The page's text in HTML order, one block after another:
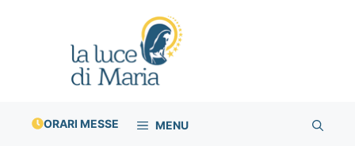
ORARI MESSE MENU